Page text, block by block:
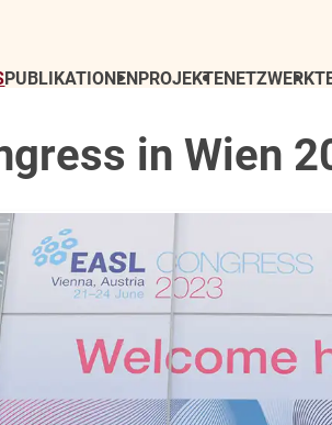
PUBLIKATIONENPROJEKTENETZWERK
in Wien